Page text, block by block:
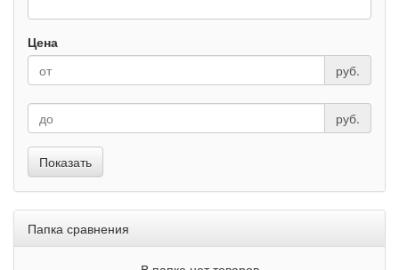
Цена
руб.
руб.
Показать
Папка сравнения